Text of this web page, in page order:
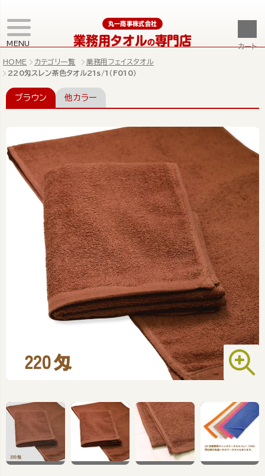
MENU
丸一商事株式会社
業務用タオルの専門店 カート
HOME カテゴリ一覧
業務用フェイスタオル
220匁スレン茶色タオル21s/1（F010）
ブラウン 他カラー